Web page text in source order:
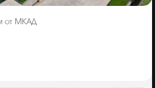
от МКАД